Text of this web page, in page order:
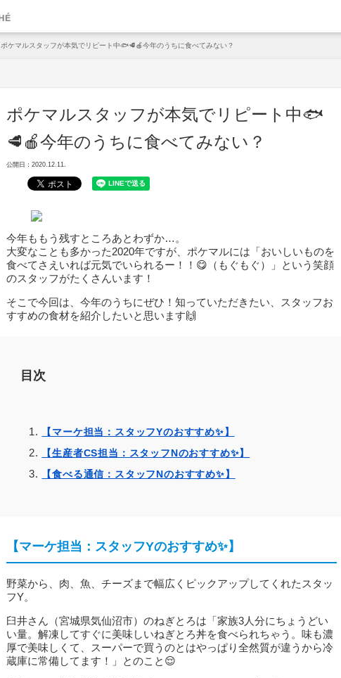
ポケマルスタッフが本気でリピート中🐟🥩🍎今年のうちに食べてみない？
ポケマルスタッフが本気でリピート中🐟
🥩🍎今年のうちに食べてみない？
公開日：2020.12.11.
今年ももう残すところあとわずか…。
大変なことも多かった2020年ですが、ポケマルには「おいしいものを
食べてさえいれば元気でいられるー！！😋（もぐもぐ）」という笑顔
のスタッフがたくさんいます！
そこで今回は、今年のうちにぜひ！知っていただきたい、スタッフお
すすめの食材を紹介したいと思います🙌
目次
【マーケ担当：スタッフYのおすすめ✨】
【生産者CS担当：スタッフNのおすすめ✨】
【食べる通信：スタッフNのおすすめ✨】
【マーケ担当：スタッフYのおすすめ✨】
野菜から、肉、魚、チーズまで幅広くピックアップしてくれたスタッ
フY。
臼井さん（宮城県気仙沼市）のねぎとろは「家族3人分にちょうどい
い量。解凍してすぐに美味しいねぎとろ丼を食べられちゃう。味も濃
厚で美味しくて、スーパーで買うのとはやっぱり全然質が違うから冷
蔵庫に常備してます！」とのこと😌